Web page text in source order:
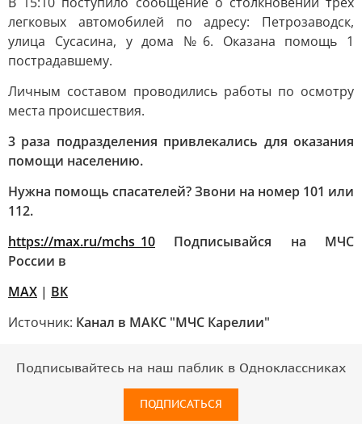
легковых автомобилей по адресу: Петрозаводск,
улица Сусасина, у дома №6. Оказана помощь 1
пострадавшему.
Личным составом проводились работы по осмотру
места происшествия.
3 раза подразделения привлекались для оказания
помощи населению.
Нужна помощь спасателей? Звони на номер 101 или
112.
https://max.ru/mchs_10 Подписывайся на МЧС
России в
MAX | ВК
Источник: Канал в МАКС "МЧС Карелии"
Подписывайтесь на наш паблик в Одноклассниках
ПОДПИСАТЬСЯ